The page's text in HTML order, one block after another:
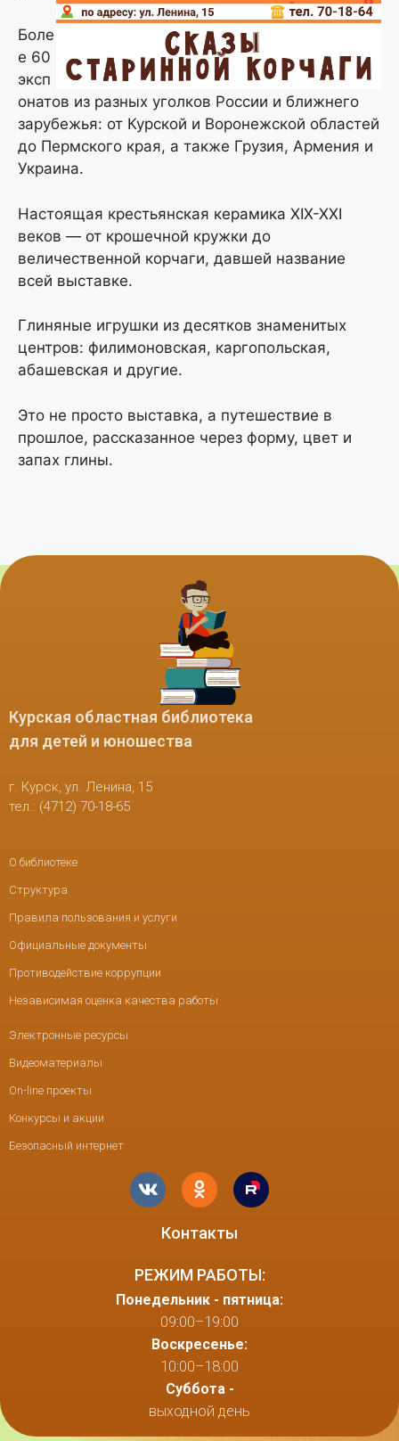
Боле
е 60
эксп
онатов из разных уголков России и ближнего
зарубежья: от Курской и Воронежской областей
до Пермского края, а также Грузия, Армения и
Украина.
Настоящая крестьянская керамика XIX-XXI
веков — от крошечной кружки до
величественной корчаги, давшей название
всей выставке.
Глиняные игрушки из десятков знаменитых
центров: филимоновская, каргопольская,
абашевская и другие.
Это не просто выставка, а путешествие в
прошлое, рассказанное через форму, цвет и
запах глины.
Курская областная библиотека
для детей и юношества
г. Курск, ул. Ленина, 15
тел.: (4712) 70-18-65
О библиотеке
Структура
Правила пользования и услуги
Официальные документы
Противодействие коррупции
Независимая оценка качества работы
Электронные ресурсы
Видеоматериалы
On-line проекты
Конкурсы и акции
Безопасный интернет
Контакты
РЕЖИМ РАБОТЫ:
Понедельник - пятница:
09:00–19:00
Воскресенье:
10:00–18:00
Суббота -
выходной день